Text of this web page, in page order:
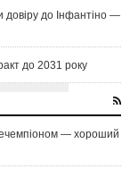
до Інфантіно —
до 2031 року
— хороший